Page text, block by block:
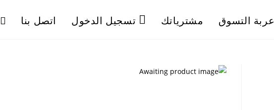
عربة التسوق مشترياتك تسجيل الدخول اتصل بنا